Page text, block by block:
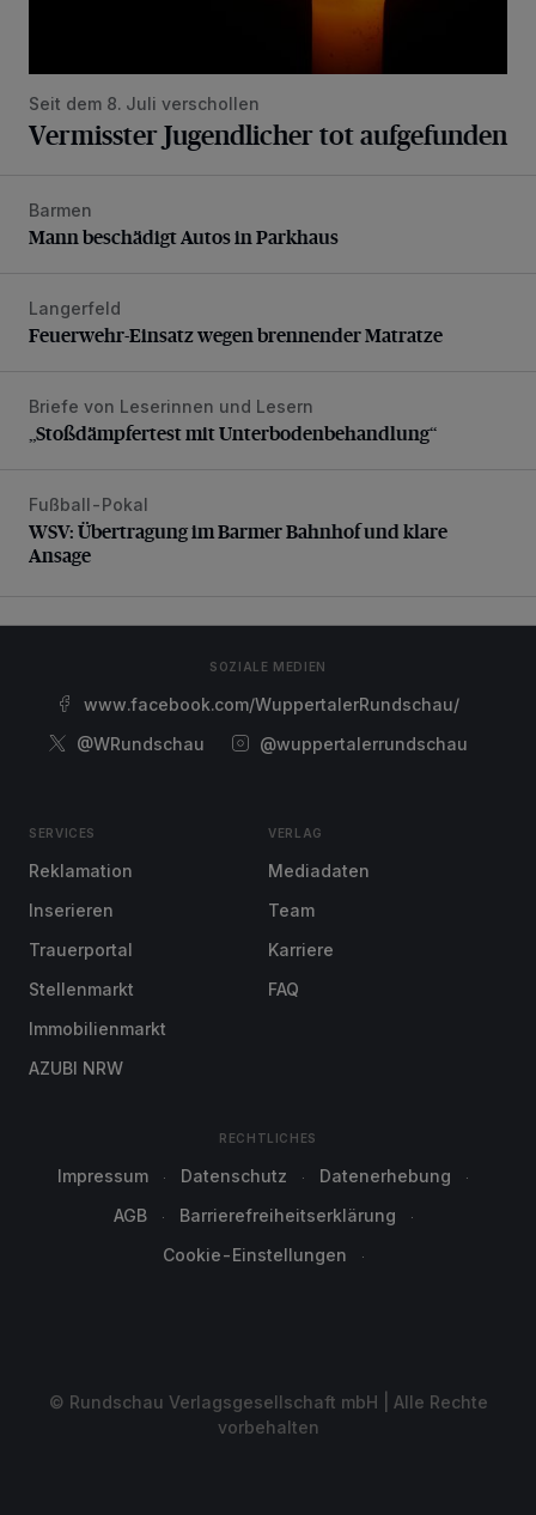
Seit dem 8. Juli verschollen
Vermisster Jugendlicher tot aufgefunden
Mann beschädigt Autos in Parkhaus
Barmen
Mann beschädigt Autos in Parkhaus
Feuerwehr-Einsatz wegen brennender Matratze
Langerfeld
Feuerwehr-Einsatz wegen brennender Matratze
„Stoßdämpfertest mit Unterbodenbehandlung“
Briefe von Leserinnen und Lesern
„Stoßdämpfertest mit Unterbodenbehandlung“
WSV: Übertragung im Barmer Bahnhof und klare Ansage
Fußball-Pokal
WSV: Übertragung im Barmer Bahnhof und klare
Ansage
SOZIALE MEDIEN
www.facebook.com/WuppertalerRundschau/
@WRundschau
@wuppertalerrundschau
SERVICES
Reklamation
Inserieren
Trauerportal
Stellenmarkt
Immobilienmarkt
AZUBI NRW
VERLAG
Mediadaten
Team
Karriere
FAQ
RECHTLICHES
Impressum Datenschutz
Datenerhebung
AGB
Barrierefreiheitserklärung
Cookie-Einstellungen
© Rundschau Verlagsgesellschaft mbH | Alle Rechte
vorbehalten